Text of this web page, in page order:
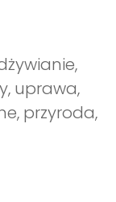
uprawa,
przyroda,